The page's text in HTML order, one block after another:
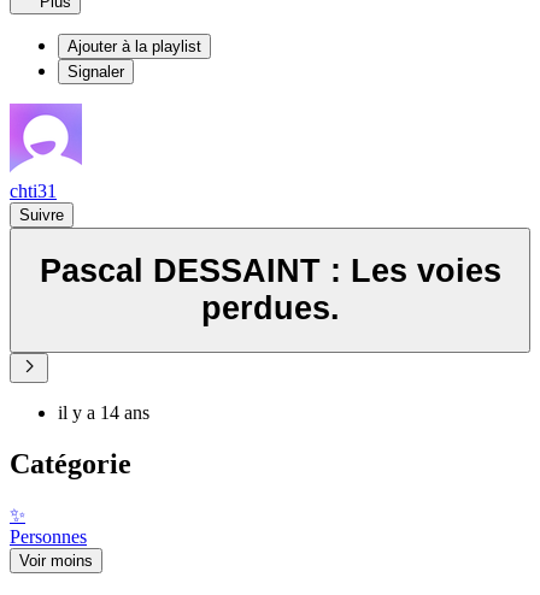
Ajouter à la playlist
Signaler
chti31
Suivre
Pascal DESSAINT : Les voies
perdues.
il y a 14 ans
Catégorie
✨
Personnes
Voir moins